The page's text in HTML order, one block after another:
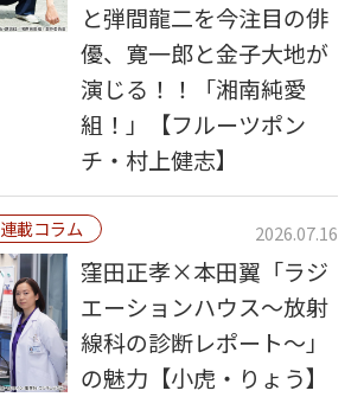
と弾間龍二を今注目の俳
優、寛一郎と金子大地が
演じる！！「湘南純愛
組！」【フルーツポン
チ・村上健志】
連載コラム 2026.07.16
窪田正孝×本田翼「ラジ
エーションハウス〜放射
線科の診断レポート〜」
の魅力【小虎・りょう】